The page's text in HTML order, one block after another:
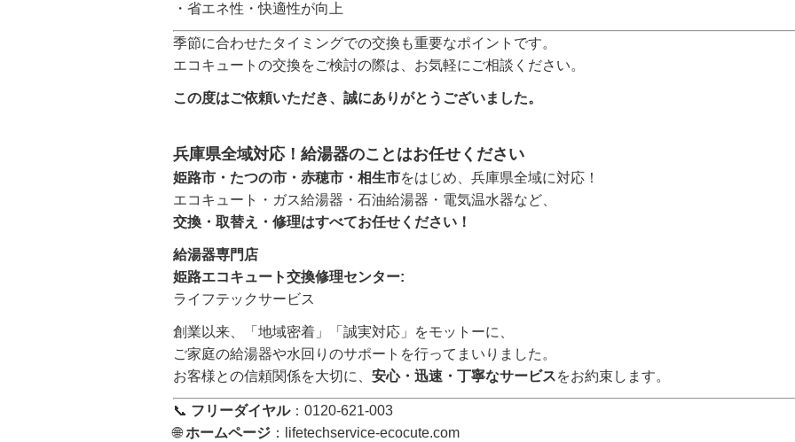
・省エネ性・快適性が向上
季節に合わせたタイミングでの交換も重要なポイントです。
エコキュートの交換をご検討の際は、お気軽にご相談ください。
この度はご依頼いただき、誠にありがとうございました。
兵庫県全域対応！給湯器のことはお任せください
姫路市・たつの市・赤穂市・相生市をはじめ、兵庫県全域に対応！
エコキュート・ガス給湯器・石油給湯器・電気温水器など、
交換・取替え・修理はすべてお任せください！
給湯器専門店
姫路エコキュート交換修理センター:
ライフテックサービス
創業以来、「地域密着」「誠実対応」をモットーに、
ご家庭の給湯器や水回りのサポートを行ってまいりました。
お客様との信頼関係を大切に、 安心・迅速・丁寧なサービスをお約束します。
📞 フリーダイヤル：0120-621-003
🌐ホームページ ： lifetechservice-ecocute.com